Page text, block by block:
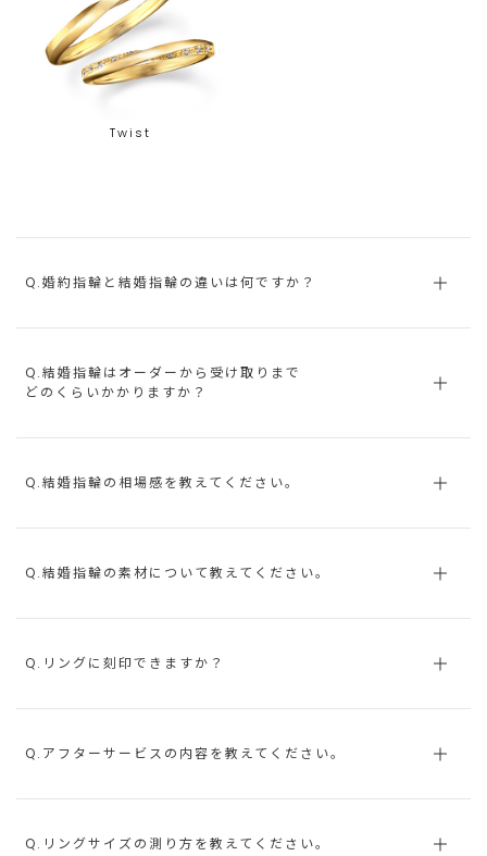
Twist
Q.婚約指輪と結婚指輪の違いは何ですか？
Q.結婚指輪はオーダーから受け取りまで
どのくらいかかりますか？
Q.結婚指輪の相場感を教えてください。
Q.結婚指輪の素材について教えてください。
Q.リングに刻印できますか？
Q.アフターサービスの内容を教えてください。
Q.リングサイズの測り方を教えてください。